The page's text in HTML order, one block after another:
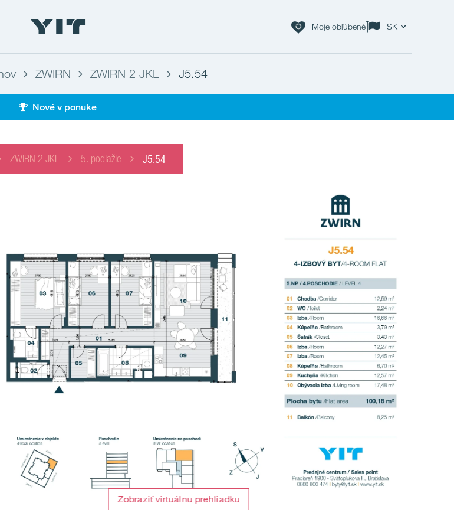
Moje obľúbené SK
ZWIRN ZWIRN 2 JKL J5.54
Nové v ponuke
ZWIRN 2 JKL 5. podlažie J5.54
Zobraziť virtuálnu prehliadku